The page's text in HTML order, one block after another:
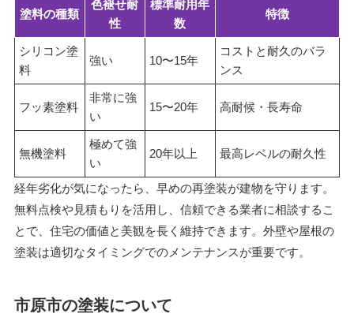
塗料の種類
色褪せ耐
性
標準耐用年
数
特徴
シリコン塗
料
強い 10〜15年
コストと耐久のバラ
ンス
フッ素塗料
非常に強
い
15〜20年 高耐候・長寿命
無機塗料
極めて強
い
20年以上 最高レベルの耐久性
経年劣化が気になったら、早めの再塗装が建物を守ります。
無料点検や見積もりを活用し、信頼できる業者に相談するこ
とで、住宅の価値と美観を長く維持できます。外壁や屋根の
塗装は適切なタイミングでのメンテナンスが重要です。
市原市の塗装について